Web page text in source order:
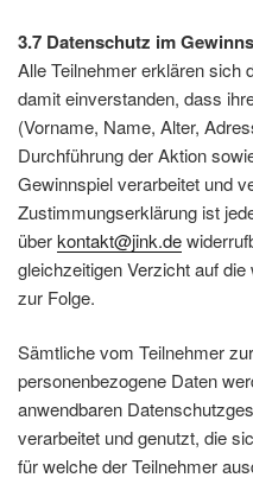
3.7 Datenschutz im
Alle Teilnehmer erklären sich
damit einverstanden, dass
(Vorname, Name, Alter,
Durchführung der Aktion
Gewinnspiel verarbeitet und
Zustimmungserklärung ist
überkontakt@jink.de
gleichzeitigen Verzicht auf
zur Folge.
Sämtliche vom Teilnehmer
personenbezogene Daten
anwendbaren
verarbeitet und genutzt, die
für welche der Teilnehmer